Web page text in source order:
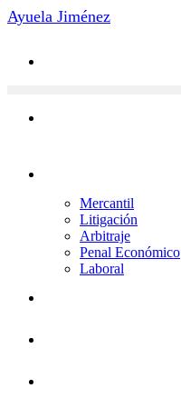
Saltar
Ayuela Jiménez
Mercantil
Litigación
Arbitraje
Penal Económico
Laboral